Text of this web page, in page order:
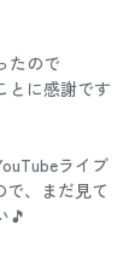
たので
とに感謝です
ライブ
で、まだ見て
🎵